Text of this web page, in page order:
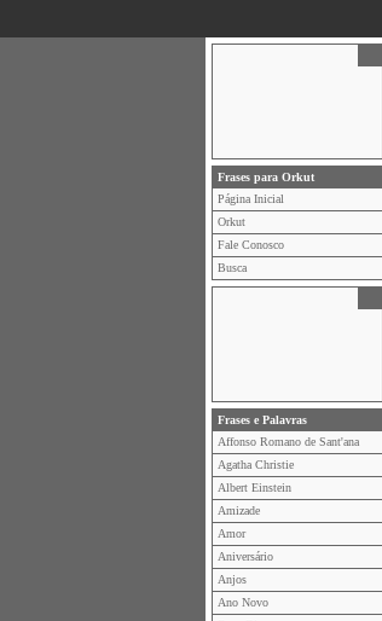
Frases para Orkut
Página Inicial
Orkut
Fale Conosco
Busca
Frases e Palavras
Affonso Romano de Sant'ana
Agatha Christie
Albert Einstein
Amizade
Amor
Aniversário
Anjos
Ano Novo